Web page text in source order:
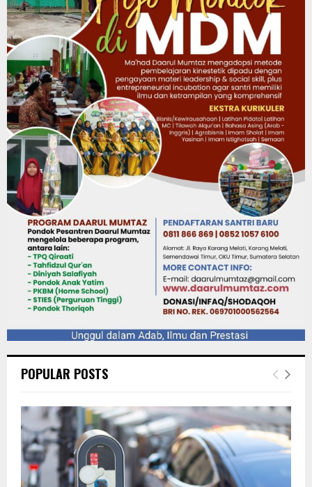
POPULAR POSTS